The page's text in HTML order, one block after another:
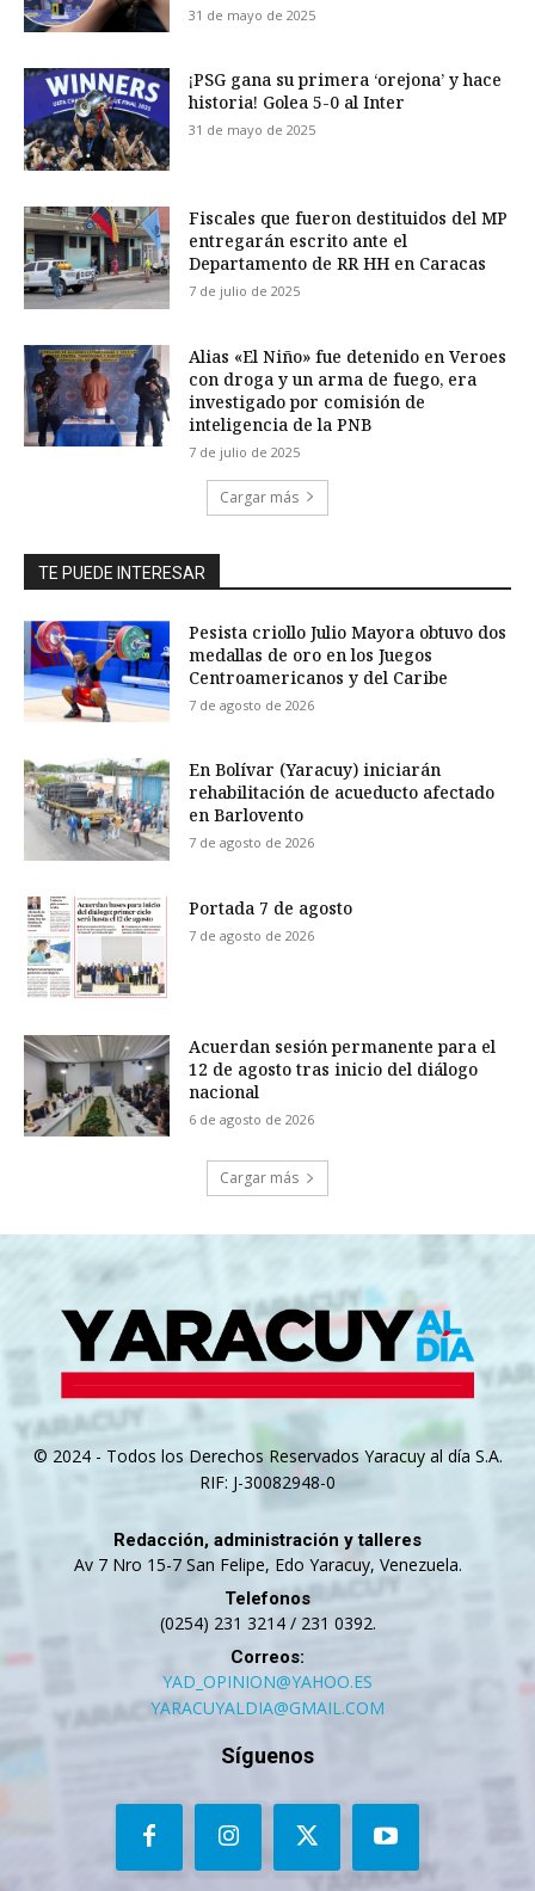
31 de mayo de 2025
¡PSG gana su primera ‘orejona’ y hace
historia! Golea 5-0 al Inter
31 de mayo de 2025
Fiscales que fueron destituidos del MP
entregarán escrito ante el
Departamento de RR HH en Caracas
7 de julio de 2025
Alias «El Niño» fue detenido en Veroes
con droga y un arma de fuego, era
investigado por comisión de
inteligencia de la PNB
7 de julio de 2025
Cargar más
TE PUEDE INTERESAR
Pesista criollo Julio Mayora obtuvo dos
medallas de oro en los Juegos
Centroamericanos y del Caribe
7 de agosto de 2026
En Bolívar (Yaracuy) iniciarán
rehabilitación de acueducto afectado
en Barlovento
7 de agosto de 2026
Portada 7 de agosto
7 de agosto de 2026
Acuerdan sesión permanente para el
12 de agosto tras inicio del diálogo
nacional
6 de agosto de 2026
Cargar más
© 2024 - Todos los Derechos Reservados Yaracuy al día S.A.
RIF: J-30082948-0
Redacción, administración y talleres
Av 7 Nro 15-7 San Felipe, Edo Yaracuy, Venezuela.
Telefonos
(0254) 231 3214 / 231 0392.
Correos:
YAD_OPINION@YAHOO.ES
YARACUYALDIA@GMAIL.COM
Síguenos